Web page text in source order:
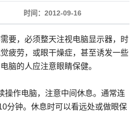
时间：2012-09-16
，必须整天注视电脑显示器，时
疲劳，或眼干燥症，甚至诱发一些
脑的人应注意眼睛保健。
作电脑，注意中间休息。通常连
分钟。休息时可以看远处或做眼保